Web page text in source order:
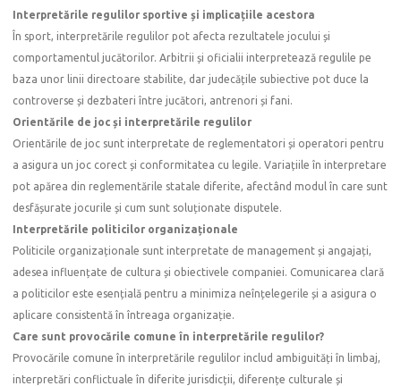
Interpretările regulilor sportive și implicațiile acestora
În sport, interpretările regulilor pot afecta rezultatele jocului și
comportamentul jucătorilor. Arbitrii și oficialii interpretează regulile pe
baza unor linii directoare stabilite, dar judecățile subiective pot duce la
controverse și dezbateri între jucători, antrenori și fani.
Orientările de joc și interpretările regulilor
Orientările de joc sunt interpretate de reglementatori și operatori pentru
a asigura un joc corect și conformitatea cu legile. Variațiile în interpretare
pot apărea din reglementările statale diferite, afectând modul în care sunt
desfășurate jocurile și cum sunt soluționate disputele.
Interpretările politicilor organizaționale
Politicile organizaționale sunt interpretate de management și angajați,
adesea influențate de cultura și obiectivele companiei. Comunicarea clară
a politicilor este esențială pentru a minimiza neînțelegerile și a asigura o
aplicare consistentă în întreaga organizație.
Care sunt provocările comune în interpretările regulilor?
Provocările comune în interpretările regulilor includ ambiguități în limbaj,
interpretări conflictuale în diferite jurisdicții, diferențe culturale și